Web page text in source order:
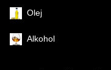
Olej
Alkohol